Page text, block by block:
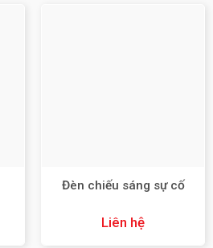
Đèn chiếu sáng sự cố
Liên hệ